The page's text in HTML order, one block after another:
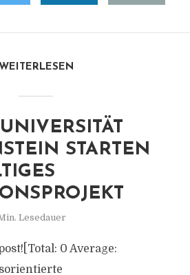
WEITERLESEN
STARTEN
Lesedauer
0 Average: